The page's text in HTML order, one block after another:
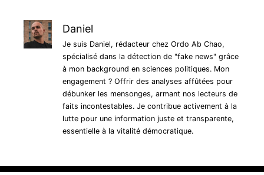
Daniel
Je suis Daniel, rédacteur chez Ordo Ab Chao,
spécialisé dans la détection de "fake news" grâce
à mon background en sciences politiques. Mon
engagement ? Offrir des analyses affûtées pour
débunker les mensonges, armant nos lecteurs de
faits incontestables. Je contribue activement à la
lutte pour une information juste et transparente,
essentielle à la vitalité démocratique.